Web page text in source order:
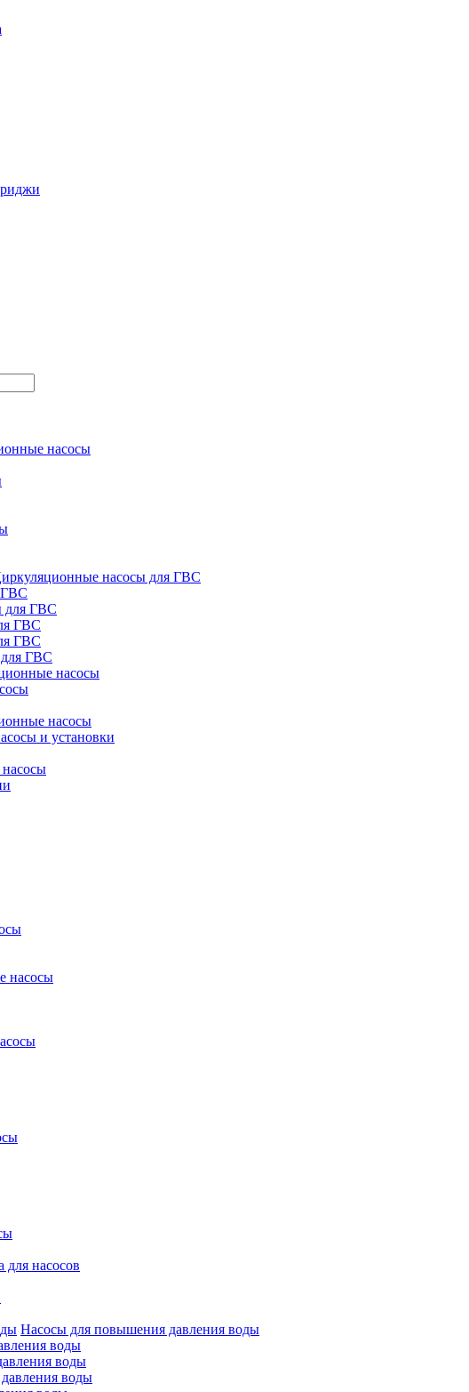
насосы
насосы для ГВС
ГВС
для ГВС
ГВС
ГВС
для ГВС
насосы
насосы
и установки
насосы
для насосов
Насосы для повышения давления воды
воды
воды
воды